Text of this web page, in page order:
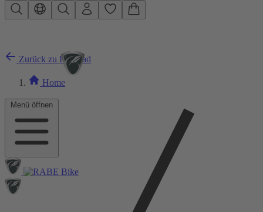
Zum Hauptinhalt springen
Menü öffnen
Zurück zu Rennrad
Home